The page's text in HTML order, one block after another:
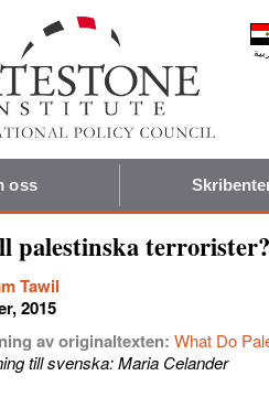
oss
palestinska terrorister?
Tawil
2015
av originaltexten: What Do
till svenska: Maria Celander